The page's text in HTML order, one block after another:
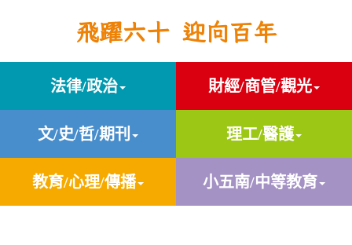
飛躍六十 迎向百年
法律/政治 財經/商管/觀光
文/史/哲/期刊 理工/醫護
教育/心理/傳播 小五南/中等教育